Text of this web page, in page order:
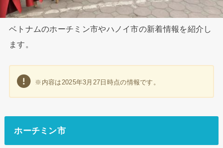
ベトナムのホーチミン市やハノイ市の新着情報を紹介し
ます。
※内容は2025年3月27日時点の情報です。
ホーチミン市